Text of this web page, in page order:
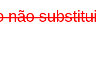
não